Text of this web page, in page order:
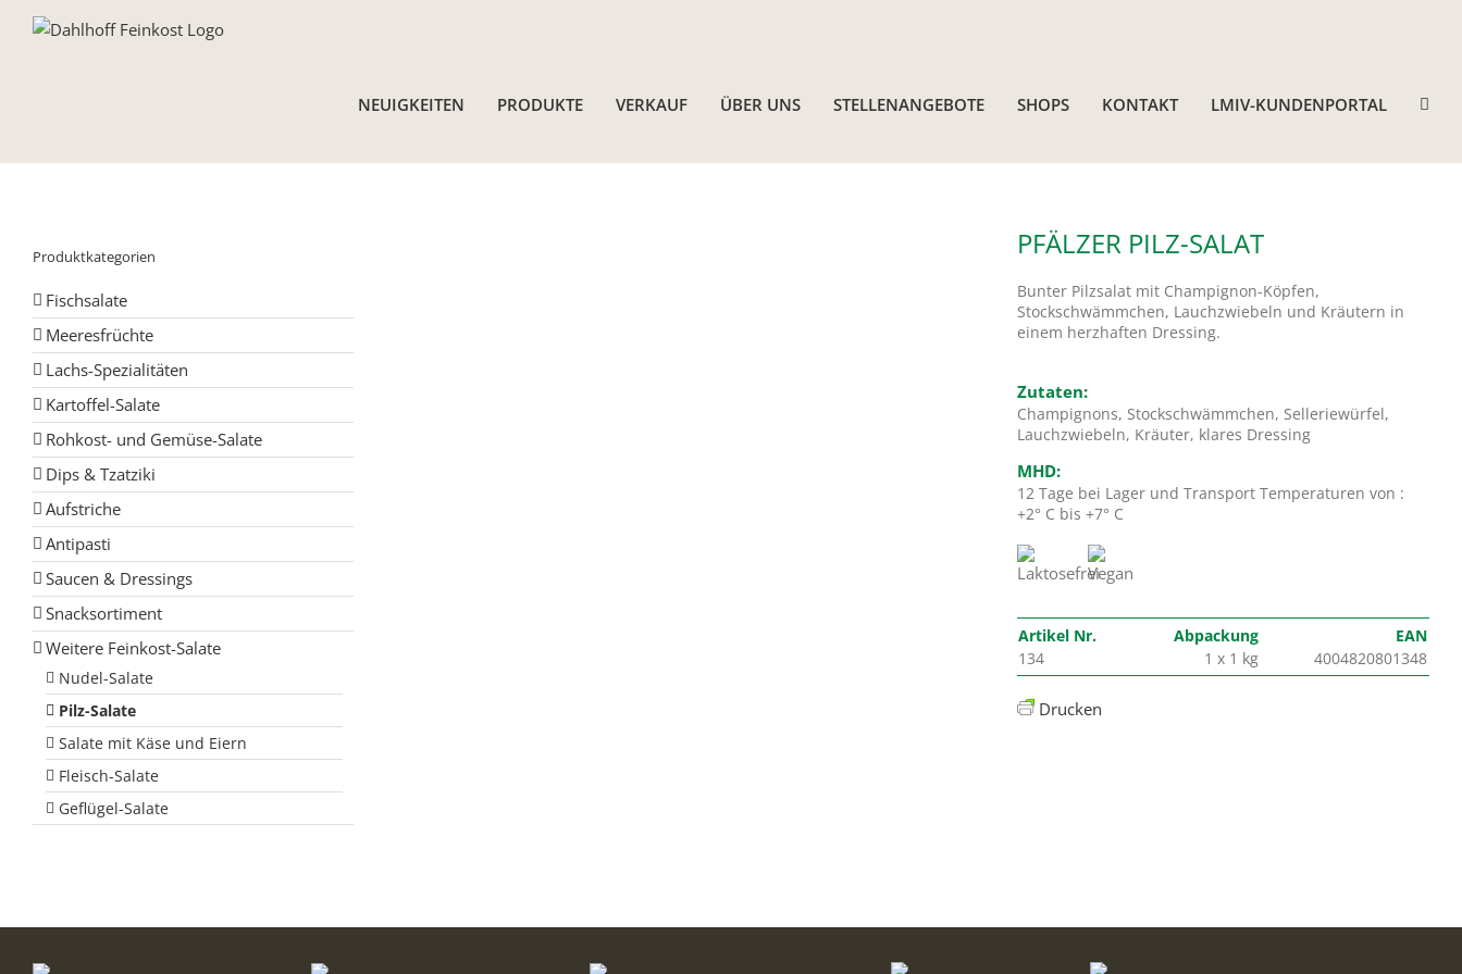
NEUIGKEITEN
PRODUKTE VERKAUF ÜBER UNS STELLENANGEBOTE SHOPS KONTAKT LMIV-KUNDENPORTAL
PFÄLZER PILZ-SALAT
Bunter Pilzsalat mit Champignon-Köpfen,
Stockschwämmchen, Lauchzwiebeln und Kräutern in
einem herzhaften Dressing.
Zutaten:
Champignons, Stockschwämmchen, Selleriewürfel,
Lauchzwiebeln, Kräuter, klares Dressing
MHD:
12 Tage bei Lager und Transport Temperaturen von :
+2° C bis +7° C
Artikel Nr. Abpackung
EAN
134
1 x 1 kg 4004820801348
Drucken
Produktkategorien
Fischsalate
Meeresfrüchte
Lachs-Spezialitäten
Kartoffel-Salate
Rohkost- und Gemüse-Salate
Dips & Tzatziki
Aufstriche
Antipasti
Saucen & Dressings
Snacksortiment
Weitere Feinkost-Salate
Nudel-Salate
Pilz-Salate
Salate mit Käse und Eiern
Fleisch-Salate
Geflügel-Salate